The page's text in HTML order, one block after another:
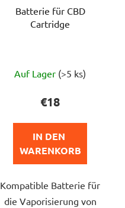
Batterie für CBD
Cartridge
durchschnittliche
Produktbewertung
von
Auf Lager (>5 ks)
€18
IN DEN
WARENKORB
Kompatible Batterie für
die Vaporisierung von